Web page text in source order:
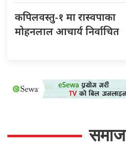
कपिलवस्तु-१ मा रास्वपाका
मोहनलाल आचार्य निर्वाचित
समाज